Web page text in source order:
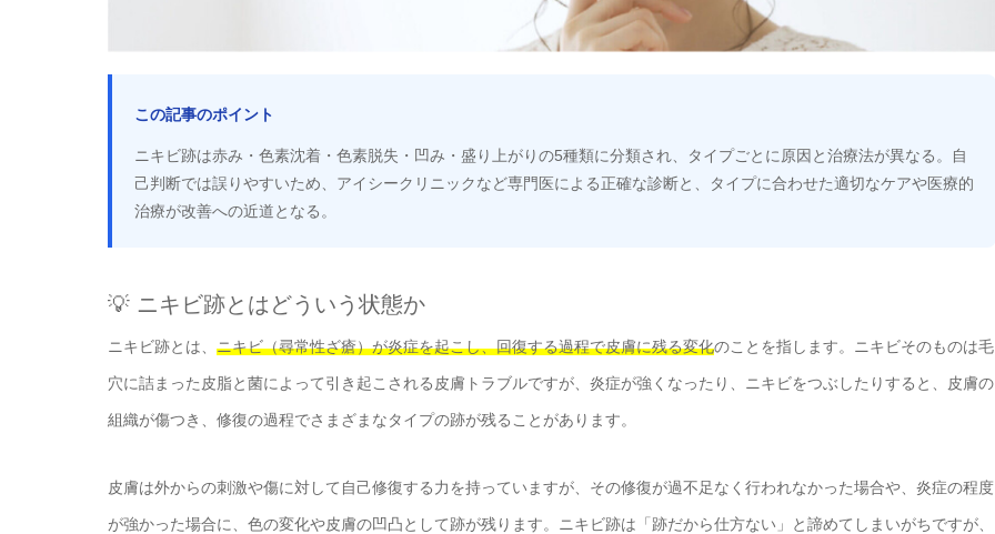
この記事のポイント
ニキビ跡は赤み・色素沈着・色素脱失・凹み・盛り上がりの5種類に分類され、タイプごとに原因と治療法が異なる。自
己判断では誤りやすいため、アイシークリニックなど専門医による正確な診断と、タイプに合わせた適切なケアや医療的
治療が改善への近道となる。
💡 ニキビ跡とはどういう状態か
ニキビ跡とは、 ニキビ（尋常性ざ瘡）が炎症を起こし、回復する過程で皮膚に残る変化のことを指します。ニキビそのものは毛
穴に詰まった皮脂と菌によって引き起こされる皮膚トラブルですが、炎症が強くなったり、ニキビをつぶしたりすると、皮膚の
組織が傷つき、修復の過程でさまざまなタイプの跡が残ることがあります。
皮膚は外からの刺激や傷に対して自己修復する力を持っていますが、その修復が過不足なく行われなかった場合や、炎症の程度
が強かった場合に、色の変化や皮膚の凹凸として跡が残ります。ニキビ跡は「跡だから仕方ない」と諦めてしまいがちですが、